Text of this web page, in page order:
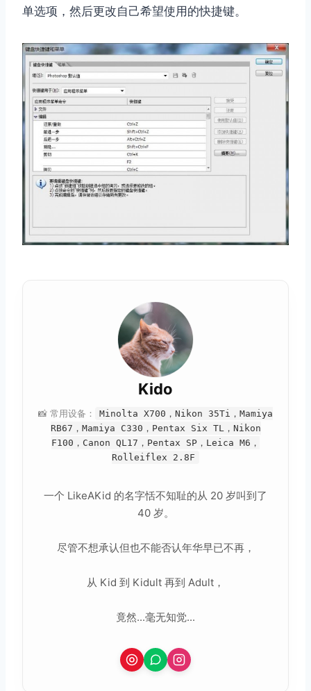
单选项，然后更改自己希望使用的快捷键。
Kido
📸 常用设备：
Minolta X700，Nikon 35Ti，Mamiya
RB67，Mamiya C330，Pentax Six TL，Nikon
F100，Canon QL17，Pentax SP，Leica M6，
Rolleiflex 2.8F
一个 LikeAKid 的名字恬不知耻的从 20 岁叫到了
40 岁。
尽管不想承认但也不能否认年华早已不再，
从 Kid 到 Kidult 再到 Adult，
竟然...毫无知觉...